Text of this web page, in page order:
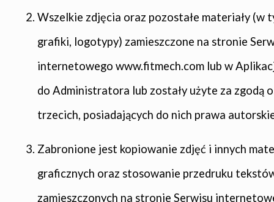
Wszelkie zdjęcia oraz pozostałe materiały (w
grafiki, logotypy) zamieszczone na stronie
internetowego www.fitmech.com lub w
do Administratora lub zostały użyte za zgodą
trzecich, posiadających do nich prawa
Zabronione jest kopiowanie zdjęć i innych
graficznych oraz stosowanie przedruku
zamieszczonych na stronie Serwisu